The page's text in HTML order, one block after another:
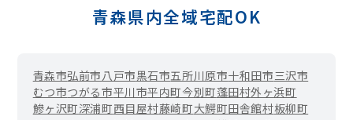
青森県内全域宅配OK
青森市弘前市 八戸市黒石市五所川原市十和田市三沢市
むつ市つがる市平川市平内町今別町蓬田村外ヶ浜町
鰺ヶ沢町深浦町西目屋村藤崎町大鰐町田舎館村板柳町